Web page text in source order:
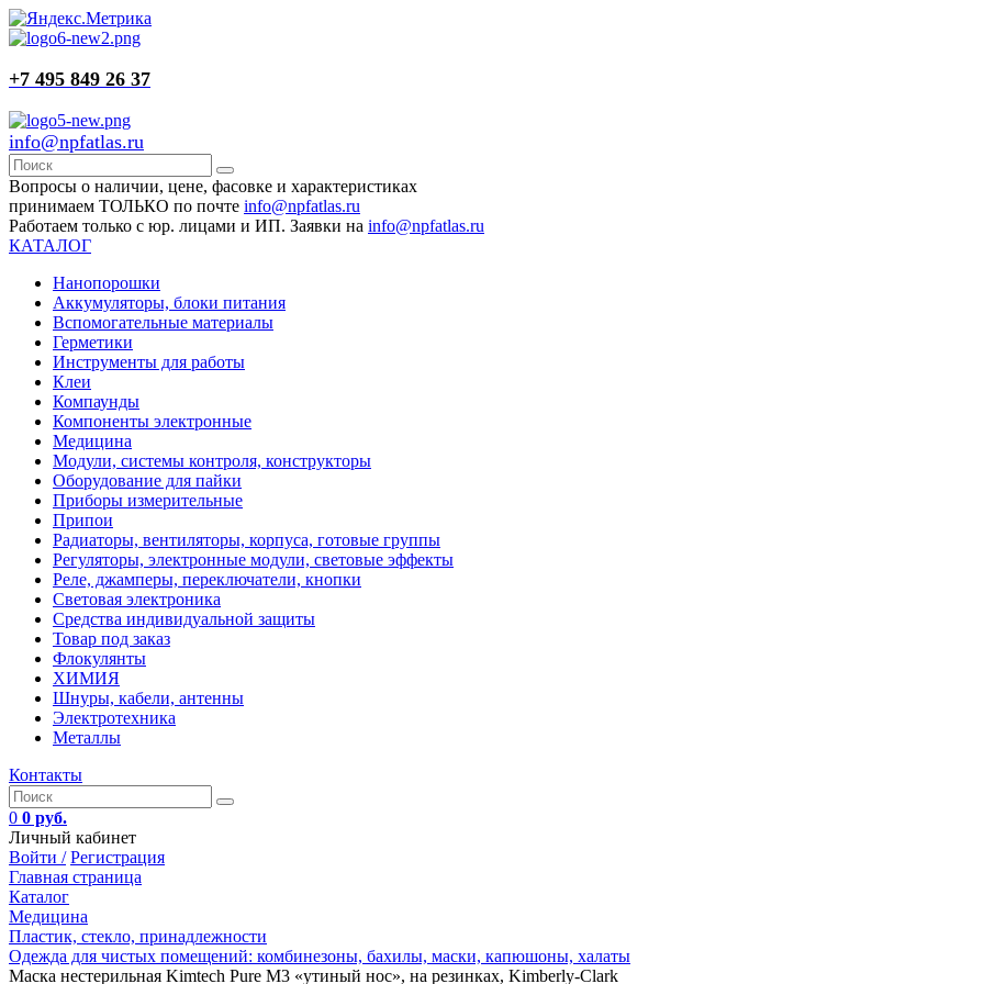
+7 495 849 26 37
info@npfatlas.ru
Вопросы о наличии, цене, фасовке и характеристиках
принимаем ТОЛЬКО по почте info@npfatlas.ru
Работаем только с юр. лицами и ИП. Заявки на info@npfatlas.ru
КАТАЛОГ
Нанопорошки
Аккумуляторы, блоки питания
Вспомогательные материалы
Герметики
Инструменты для работы
Клеи
Компаунды
Компоненты электронные
Медицина
Модули, системы контроля, конструкторы
Оборудование для пайки
Приборы измерительные
Припои
Радиаторы, вентиляторы, корпуса, готовые группы
Регуляторы, электронные модули, световые эффекты
Реле, джамперы, переключатели, кнопки
Световая электроника
Средства индивидуальной защиты
Товар под заказ
Флокулянты
ХИМИЯ
Шнуры, кабели, антенны
Электротехника
Металлы
Контакты
0 0 руб.
Личный кабинет
Войти / Регистрация
Главная страница
Каталог
Медицина
Пластик, стекло, принадлежности
Одежда для чистых помещений: комбинезоны, бахилы, маски, капюшоны, халаты
Маска нестерильная Kimtech Pure M3 «утиный нос», на резинках, Kimberly-Clark